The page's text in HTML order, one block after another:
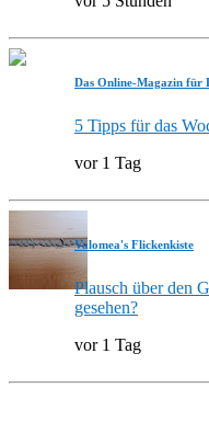
Das Online-Magazin für
5 Tipps für das
vor 1 Tag
Valomea's Flickenkiste
Plausch über den
gesehen?
vor 1 Tag